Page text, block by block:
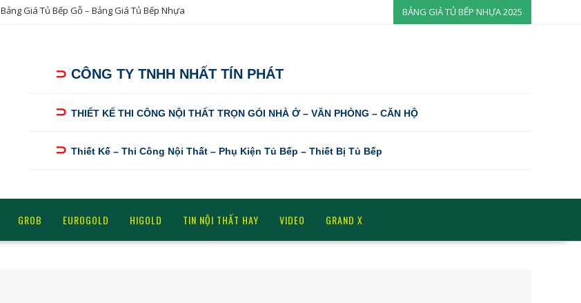
Bảng Giá Tủ Bếp Gỗ – Bảng Giá Tủ Bếp Nhựa BẢNG GIÁ TỦ BẾP NHỰA 2025
⊃ CÔNG TY TNHH NHẤT TÍN PHÁT
⊃ THIẾT KẾ THI CÔNG NỘI THẤT TRỌN GÓI NHÀ Ở – VĂN PHÒNG – CĂN HỘ
⊃ Thiết Kế – Thi Công Nội Thất – Phụ Kiện Tủ Bếp – Thiết Bị Tủ Bếp
GROB EUROGOLD HIGOLD TIN NỘI THẤT HAY VIDEO GRAND X